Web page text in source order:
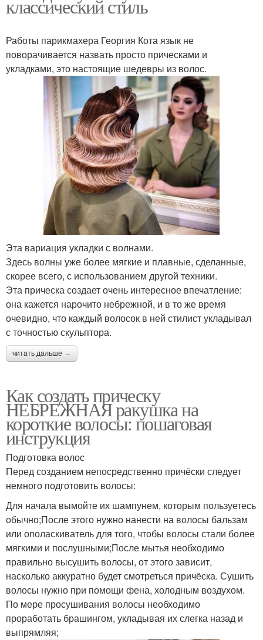
классический стиль
Работы парикмахера Георгия Кота язык не
поворачивается назвать просто прическами и
укладками, это настоящие шедевры из волос.
Эта вариация укладки с волнами.
Здесь волны уже более мягкие и плавные, сделанные,
скорее всего, с использованием другой техники.
Эта прическа создает очень интересное впечатление:
она кажется нарочито небрежной, и в то же время
очевидно, что каждый волосок в ней стилист укладывал
с точностью скульптора.
читать дальше →
Как создать прическу
НЕБРЕЖНАЯ ракушка на
короткие волосы: пошаговая
инструкция
Подготовка волос
Перед созданием непосредственно причёски следует
немного подготовить волосы:
Для начала вымойте их шампунем, которым пользуетесь
обычно;После этого нужно нанести на волосы бальзам
или ополаскиватель для того, чтобы волосы стали более
мягкими и послушными;После мытья необходимо
правильно высушить волосы, от этого зависит,
насколько аккуратно будет смотреться причёска. Сушить
волосы нужно при помощи фена, холодным воздухом.
По мере просушивания волосы необходимо
проработать брашингом, укладывая их слегка назад и
выпрямляя;